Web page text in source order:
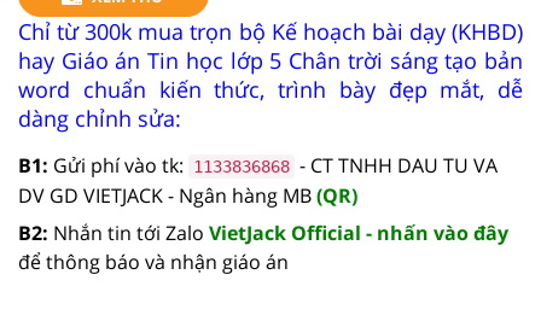
Chỉ từ 300k mua trọn bộ Kế hoạch bài dạy (KHBD)
hay Giáo án Tin học lớp 5 Chân trời sáng tạo bản
word chuẩn kiến thức, trình bày đẹp mắt, dễ
dàng chỉnh sửa:
B1: Gửi phí vào tk: 1133836868 - CT TNHH DAU TU VA
DV GD VIETJACK - Ngân hàng MB(QR)
B2: Nhắn tin tới Zalo VietJack Official - nhấn vào đây
để thông báo và nhận giáo án